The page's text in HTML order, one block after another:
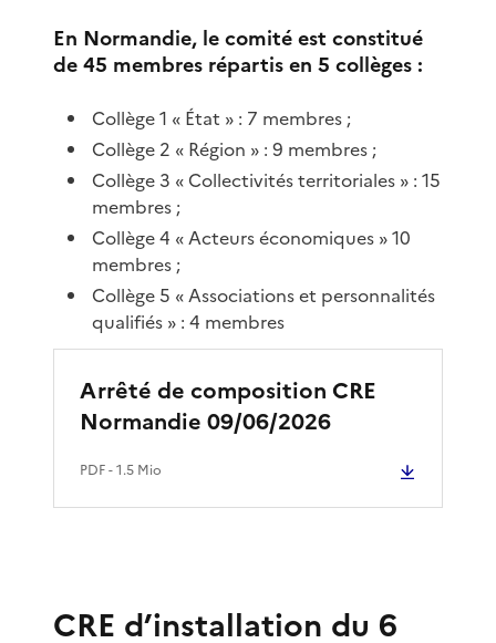
En Normandie, le comité est constitué
de 45 membres répartis en 5 collèges :
Collège 1 « État » : 7 membres ;
Collège 2 « Région » : 9 membres ;
Collège 3 « Collectivités territoriales » : 15
membres ;
Collège 4 « Acteurs économiques » 10
membres ;
Collège 5 « Associations et personnalités
qualifiés » : 4 membres
Arrêté de composition CRE
Normandie 09/06/2026
PDF- 1.5 Mio
CRE d’installation du 6